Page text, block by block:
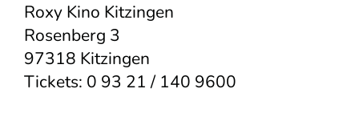
Roxy Kino Kitzingen
Rosenberg 3
97318 Kitzingen
Tickets: 0 93 21 / 140 9600